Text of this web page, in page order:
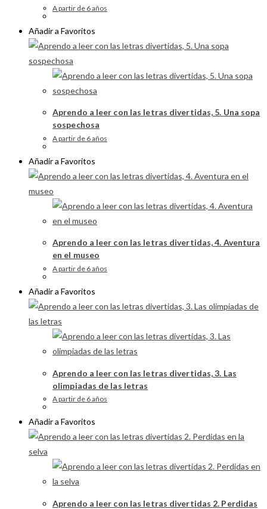
A partir de 6 años
Añadir a Favoritos
Aprendo a leer con las letras divertidas, 5. Una sopa
sospechosa
A partir de 6 años
Añadir a Favoritos
Aprendo a leer con las letras divertidas, 4. Aventura
en el museo
A partir de 6 años
Añadir a Favoritos
Aprendo a leer con las letras divertidas, 3. Las
olimpiadas de las letras
A partir de 6 años
Añadir a Favoritos
Aprendo a leer con las letras divertidas 2. Perdidas